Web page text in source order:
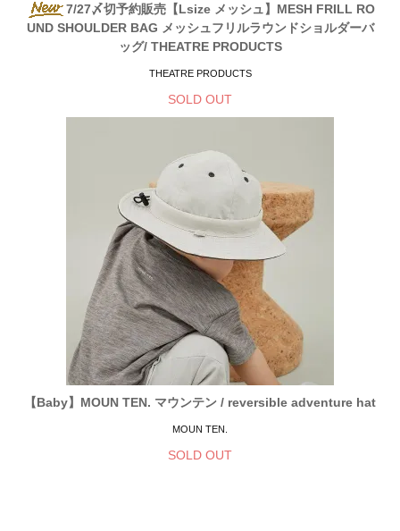
7/27〆切予約販売【Lsize メッシュ】MESH FRILL RO
UND SHOULDER BAG メッシュフリルラウンドショルダーバ
ッグ/ THEATRE PRODUCTS
THEATRE PRODUCTS
SOLD OUT
【Baby】MOUN TEN. マウンテン / reversible adventure hat
MOUN TEN.
SOLD OUT